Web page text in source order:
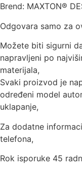
Brend: MAXTON®
Odgovara samo za
Možete biti sigurni
napravljeni po
materijala,
Svaki proizvod je
određeni model
uklapanje,
Za dodatne
telefona,
Rok isporuke 45